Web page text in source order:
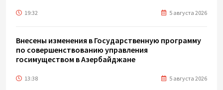
19:32 5 августа 2026
Внесены изменения в Государственную программу
по совершенствованию управления
госимуществом в Азербайджане
13:38 5 августа 2026